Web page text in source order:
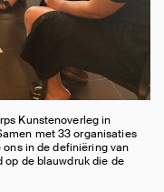
Kunstenoverleg in
met 33 organisaties
in de definiëring van
op de blauwdruk die de